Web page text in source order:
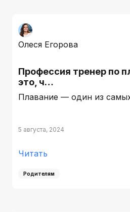
Олеся Егорова
Профессия тренер по
это, ч…
Плавание — один из
5 августа, 2024
Читать
Родителям